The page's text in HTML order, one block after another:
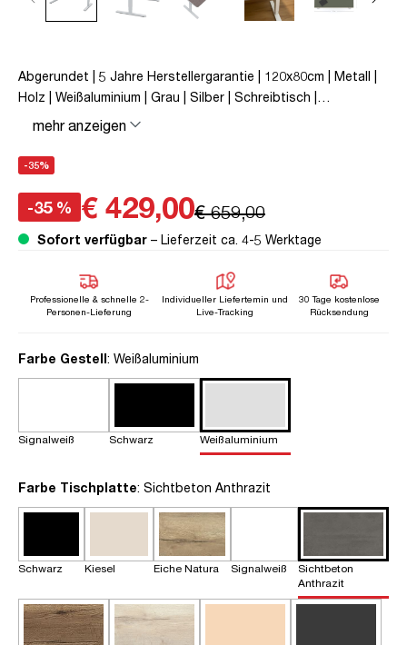
Abgerundet | 5 Jahre Herstellergarantie | 120x80cm | Metall |
Holz | Weißaluminium | Grau | Silber | Schreibtisch |
höhenverstellbar | unmontiert | Y-Line Curved | Y-Line | bis zu
80 kg | Steckertyp C | Sichtbeton Anthrazit | TÜV© mobiles
Arbeiten | Kollisions-Schutz | Elektrisch höhenverstellbar |
mehr anzeigen
-35%
-35 % € 429,00€ 659,00
Sofort verfügbar – Lieferzeit ca. 4-5 Werktage
Professionelle & schnelle 2-
Personen-Lieferung
Individueller Liefertemin und
Live-Tracking
30 Tage kostenlose
Rücksendung
Farbe Gestellauswählen
: Weißaluminium
Signalweiß Schwarz Weißaluminium
Farbe Tischplatteauswählen
: Sichtbeton Anthrazit
Schwarz Kiesel Eiche Natura Signalweiß
Sichtbeton
Anthrazit